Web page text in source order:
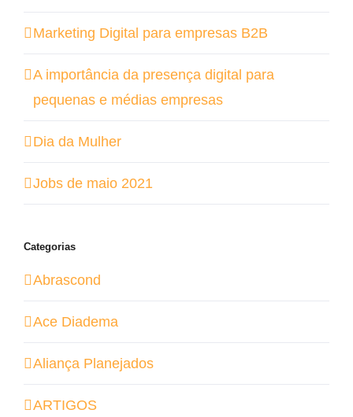
Marketing Digital para empresas B2B
A importância da presença digital para
pequenas e médias empresas
Dia da Mulher
Jobs de maio 2021
Categorias
Abrascond
Ace Diadema
Aliança Planejados
ARTIGOS